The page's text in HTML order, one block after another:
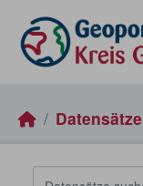
Datensätze